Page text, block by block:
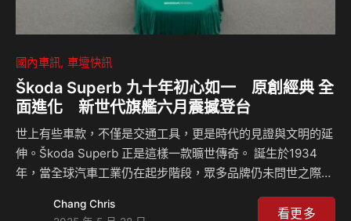
國內車訊 車壇快訊
Škoda Superb 九十年初心如一 原創經典 全
面進化 新世代旗艦六月震撼登台
世上有些車款，不僅是交通工具，更是時代的見證與文明的延
伸。Škoda Superb 正是這樣一款曠世傳奇。 誕生於1934
年，當全球汽車工業仍在起步階段，眾多品牌仍未問世之際，
豪華房車 ，展現超群的工藝與以人為本的造車哲學。其名取
Chang Chris
看更多